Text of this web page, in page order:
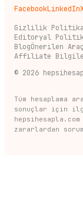
FacebookLinkedIn
Gizlilik
Editoryal
BlogÖnerilen
Affiliate
© 2026
Tüm hesaplama
sonuçlar için
zararlardan